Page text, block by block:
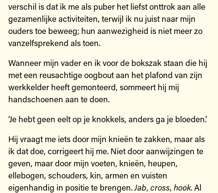
verschil is dat ik me als puber het liefst onttrok aan alle
gezamenlijke activiteiten, terwijl ik nu juist naar mijn
ouders toe beweeg; hun aanwezigheid is niet meer zo
vanzelfsprekend als toen.
Wanneer mijn vader en ik voor de bokszak staan die hij
met een reusachtige oogbout aan het plafond van zijn
werkkelder heeft gemonteerd, sommeert hij mij
handschoenen aan te doen.
‘Je hebt geen eelt op je knokkels, anders ga je bloeden.’
Hij vraagt me iets door mijn knieën te zakken, maar als
ik dat doe, corrigeert hij me. Niet door aanwijzingen te
geven, maar door mijn voeten, knieën, heupen,
ellebogen, schouders, kin, armen en vuisten
eigenhandig in positie te brengen.Jab, cross, hook. Al